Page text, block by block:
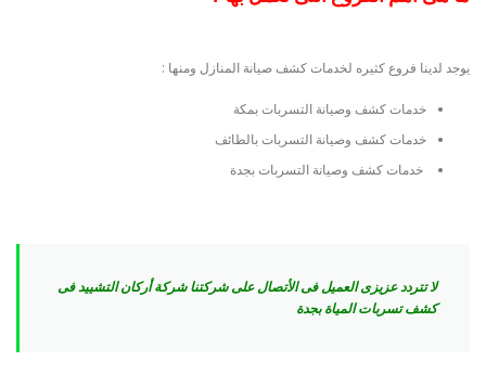
يوجد لدينا فروع كثيره لخدمات كشف صيانة المنازل ومنها :
خدمات كشف وصيانة التسربات بمكة
خدمات كشف وصيانة التسربات بالطائف
خدمات كشف وصيانة التسربات بجدة
لا تتردد عزيزى العميل فى الأتصال على شركتنا شركة أركان التشييد فى
كشف تسربات المياة بجدة